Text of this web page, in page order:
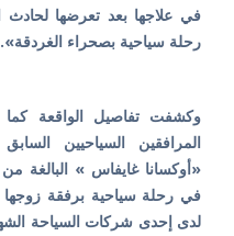
في علاجها بعد تعرضها
رحلة سياحية بصحراء
وكشفت تفاصيل الواقعة
المرافقين السياحيين
«أوكساناغايفاس
لدى إحدى شركات السياحة